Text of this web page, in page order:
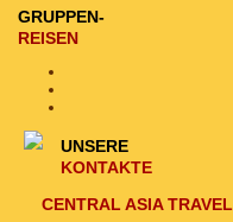
GRUPPEN-
REISEN
UNSERE
KONTAKTE
CENTRAL ASIA TRAVEL